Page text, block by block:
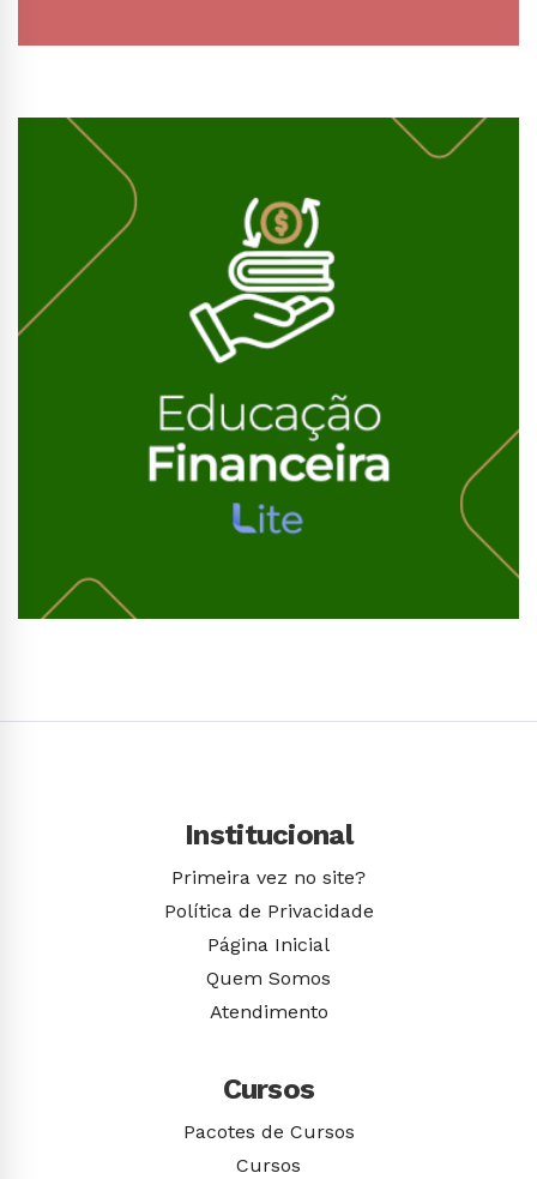
Institucional
Primeira vez no site?
Política de Privacidade
Página Inicial
Quem Somos
Atendimento
Cursos
Pacotes de Cursos
Cursos